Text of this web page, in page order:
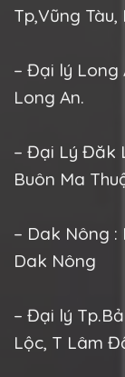
Tp,Vũng Tàu,
– Đại lý Long
Long An.
– Đại Lý Đăk
Buôn Ma
– Dak Nông :
Dak Nông
– Đại lý
Lộc, T Lâm